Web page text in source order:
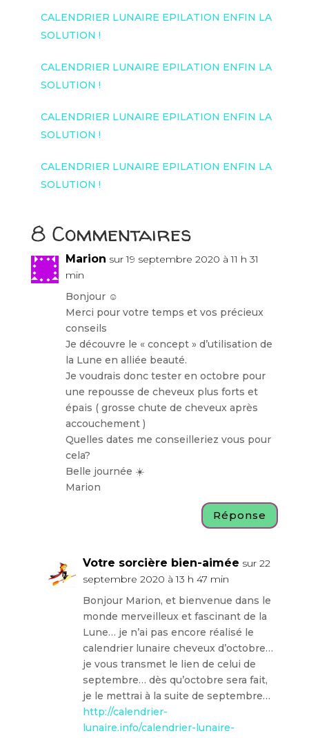
CALENDRIER LUNAIRE EPILATION ENFIN LA
SOLUTION !
CALENDRIER LUNAIRE EPILATION ENFIN LA
SOLUTION !
CALENDRIER LUNAIRE EPILATION ENFIN LA
SOLUTION !
CALENDRIER LUNAIRE EPILATION ENFIN LA
SOLUTION !
8 Commentaires
Marion sur 19 septembre 2020 à 11 h 31
min
Bonjour ☺️
Merci pour votre temps et vos précieux
conseils
Je découvre le « concept » d’utilisation de
la Lune en alliée beauté.
Je voudrais donc tester en octobre pour
une repousse de cheveux plus forts et
épais ( grosse chute de cheveux après
accouchement )
Quelles dates me conseilleriez vous pour
cela?
Belle journée ☀️
Marion
Réponse
Votre sorcière bien-aimée sur 22
septembre 2020 à 13 h 47 min
Bonjour Marion, et bienvenue dans le
monde merveilleux et fascinant de la
Lune… je n’ai pas encore réalisé le
calendrier lunaire cheveux d’octobre…
je vous transmet le lien de celui de
septembre… dès qu’octobre sera fait,
je le mettrai à la suite de septembre…
http://calendrier-
lunaire.info/calendrier-lunaire-